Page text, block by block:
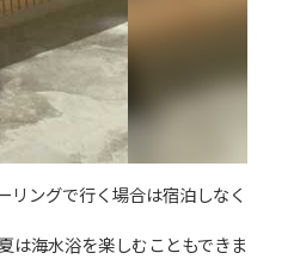
ングで行く場合は宿泊しなく
は海水浴を楽しむこともできま